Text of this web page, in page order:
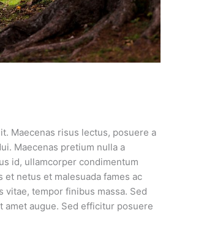
Maecenas risus lectus, posuere a
Maecenas pretium nulla a
id, ullamcorper condimentum
netus et malesuada fames ac
tempor finibus massa. Sed
amet augue. Sed efficitur posuere